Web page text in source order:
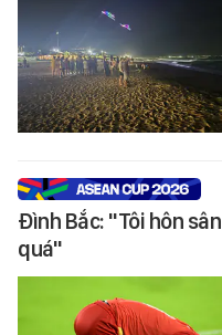
Đình Bắc: "Tôi hôn
quá"